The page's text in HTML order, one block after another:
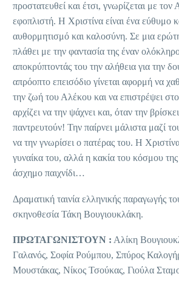
προστατευθεί και έτσι, γνωρίζεται με τον
εφοπλιστή. Η Χριστίνα είναι ένα εύθυμο
αυθορμητισμό και καλοσύνη. Σε μια
πλάθει με την φαντασία της έναν
αποκρύπτοντάς του την αλήθεια για την
απρόοπτο επεισόδιο γίνεται αφορμή να
την ζωή του Αλέκου και να επιστρέψει
αρχίζει να την ψάχνει και, όταν την
παντρευτούν! Την παίρνει μάλιστα μαζί
να την γνωρίσει ο πατέρας του. Η Χριστίνα
γυναίκα του, αλλά η κακία του κόσμου της
άσχημο παιχνίδι…
Δραματική ταινία ελληνικής παραγωγής
σκηνοθεσία Τάκη Βουγιουκλάκη.
ΠΡΩΤΑΓΩΝΙΣΤΟΥΝ : Αλίκη
Γαλανός, Σοφία Ρούμπου, Σπύρος
Μουστάκας, Νίκος Τσούκας, Γιούλα